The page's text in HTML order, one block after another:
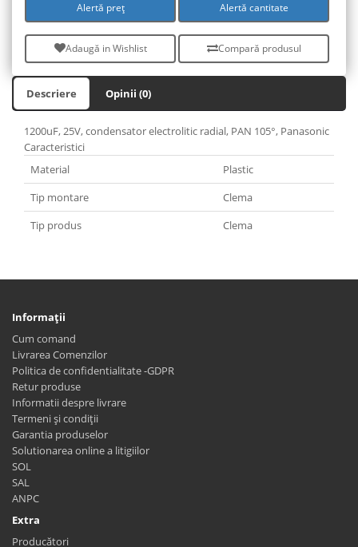
Alertă preț Alertă cantitate
Adaugă in Wishlist Compară produsul
Descriere Opinii (0)
1200uF, 25V, condensator electrolitic radial, PAN 105°, Panasonic
Caracteristici
Material
Plastic
Tip montare
Clema
Tip produs
Clema
Informaţii
Cum comand
Livrarea Comenzilor
Politica de confidentialitate -GDPR
Retur produse
Informatii despre livrare
Termeni și condiții
Garantia produselor
Solutionarea online a litigiilor
SOL
SAL
ANPC
Extra
Producători